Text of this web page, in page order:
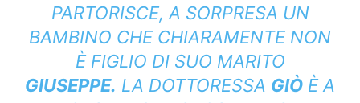
PARTORISCE, A SORPRESA UN
BAMBINO CHE CHIARAMENTE NON
È FIGLIO DI SUO MARITO
GIUSEPPE. LA DOTTORESSA GIÒ È A